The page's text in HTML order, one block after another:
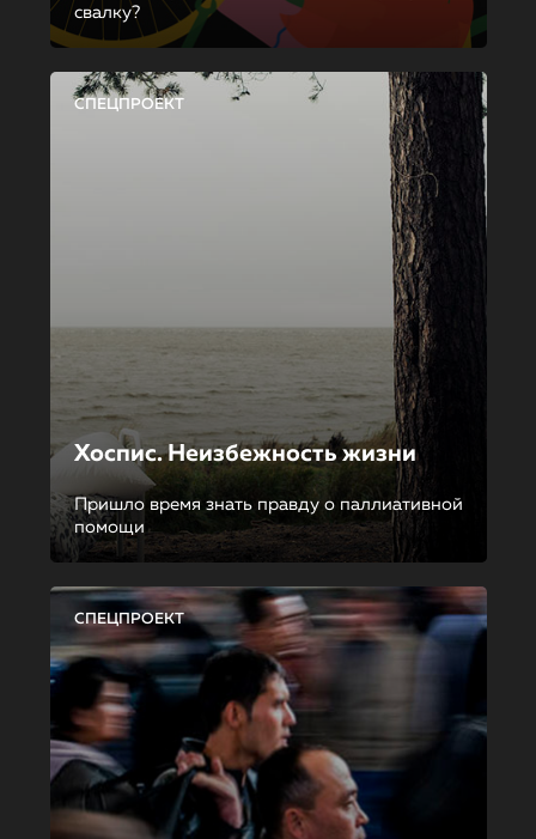
свалку?
СПЕЦПРОЕКТ
Хоспис. Неизбежность жизни
Пришло время знать правду о паллиативной
помощи
СПЕЦПРОЕКТ